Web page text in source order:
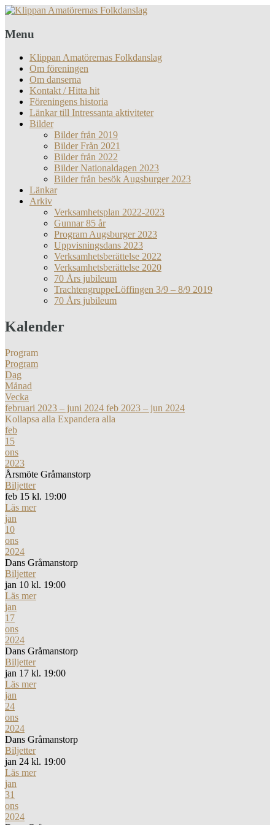
Menu
Klippan Amatörernas Folkdanslag
Om föreningen
Om danserna
Kontakt / Hitta hit
Föreningens historia
Länkar till Intressanta aktiviteter
Bilder
Bilder från 2019
Bilder Från 2021
Bilder från 2022
Bilder Nationaldagen 2023
Bilder från besök Augsburger 2023
Länkar
Arkiv
Verksamhetsplan 2022-2023
Gunnar 85 år
Program Augsburger 2023
Uppvisningsdans 2023
Verksamhetsberättelse 2022
Verksamhetsberättelse 2020
70 Års jubileum
TrachtengruppeLöffingen 3/9 – 8/9 2019
70 Års jubileum
Kalender
Program
Program
Dag
Månad
Vecka
februari 2023 – juni 2024 feb 2023 – jun 2024
Kollapsa alla Expandera alla
feb
15
ons
2023
Årsmöte Gråmanstorp
Biljetter
feb 15 kl. 19:00
Läs mer
jan
10
ons
2024
Dans Gråmanstorp
Biljetter
jan 10 kl. 19:00
Läs mer
jan
17
ons
2024
Dans Gråmanstorp
Biljetter
jan 17 kl. 19:00
Läs mer
jan
24
ons
2024
Dans Gråmanstorp
Biljetter
jan 24 kl. 19:00
Läs mer
jan
31
ons
2024